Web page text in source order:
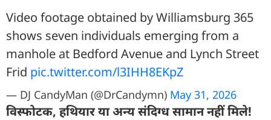
Video footage obtained by Williamsburg 365
shows seven individuals emerging from a
manhole at Bedford Avenue and Lynch Street
Frid pic.twitter.com/l3IHH8EKpZ
— DJ CandyMan (@DrCandymn) May 31, 2026
विस्फोटक, हथियार या अन्य संदिग्ध सामान नहीं मिले!